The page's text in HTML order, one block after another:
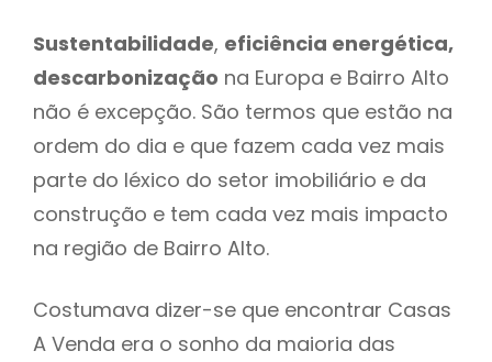
Sustentabilidade, eficiência energética,
descarbonização na Europa e Bairro Alto
não é excepção. São termos que estão na
ordem do dia e que fazem cada vez mais
parte do léxico do setor imobiliário e da
construção e tem cada vez mais impacto
na região de Bairro Alto.
Costumava dizer-se que encontrar Casas
A Venda era o sonho da maioria das